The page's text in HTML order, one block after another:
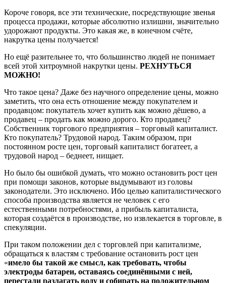
Короче говоря, все эти технические, посредствующие звенья
процесса продажи, которые абсолютно излишни, значительно
удорожают продукты. Это какая же, в конечном счёте,
накрутка цены получается!
Но ещё разительнее то, что большинство людей не понимает
всей этой хитроумной накрутки цены. РЕХНУТЬСЯ
МОЖНО!
Что такое цена? Даже без научного определение цены, можно
заметить, что она есть отношение между покупателем и
продавцом: покупатель хочет купить как можно дёшево, а
продавец – продать как можно дорого. Кто продавец?
Собственник торгового предприятия – торговый капиталист.
Кто покупатель? Трудовой народ. Таким образом, при
постоянном росте цен, торговый капиталист богатеет, а
трудовой народ – беднеет, нищает.
Но было бы ошибкой думать, что можно остановить рост цен
при помощи законов, которые выдумывают из головы
законодатели. Это исключено. Ибо целью капиталистического
способа производства является не человек с его
естественными потребностями, а прибыль капиталиста,
которая создаётся в производстве, но извлекается в торговле, в
спекуляции.
При таком положении дел с торговлей при капитализме,
обращаться к властям с требование остановить рост цен
«имело бы такой же смысл, как требовать, чтобы
электроды батареи, оставаясь соединёнными с ней,
перестали разлагать воду и собирать на положительном